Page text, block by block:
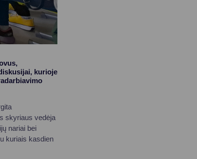
kurioje
skyriaus vedėja
nariai bei
kuriais kasdien